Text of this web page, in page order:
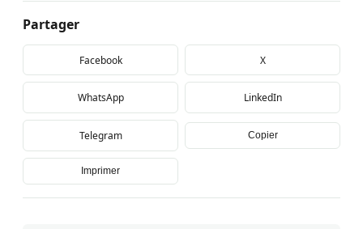
Partager
Facebook X
WhatsApp LinkedIn
Telegram Copier
Imprimer